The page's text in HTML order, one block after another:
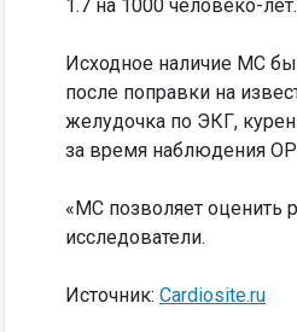
1.7 на 1000 человеко-лет.
Исходное наличие МС
после поправки на
желудочка по ЭКГ,
за время наблюдения ОР
«МС позволяет оценить
исследователи.
Источник: Cardiosite.ru